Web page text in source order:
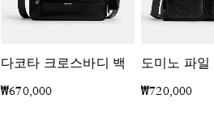
다코타 크로스바디 백
₩670,000 ₩720,000